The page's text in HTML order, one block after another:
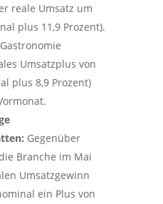
reale Umsatz um
plus 11,9 Prozent).
Umsatzplus von
plus 8,9 Prozent)
Gegenüber
Branche im Mai
Umsatzgewinn
ein Plus von